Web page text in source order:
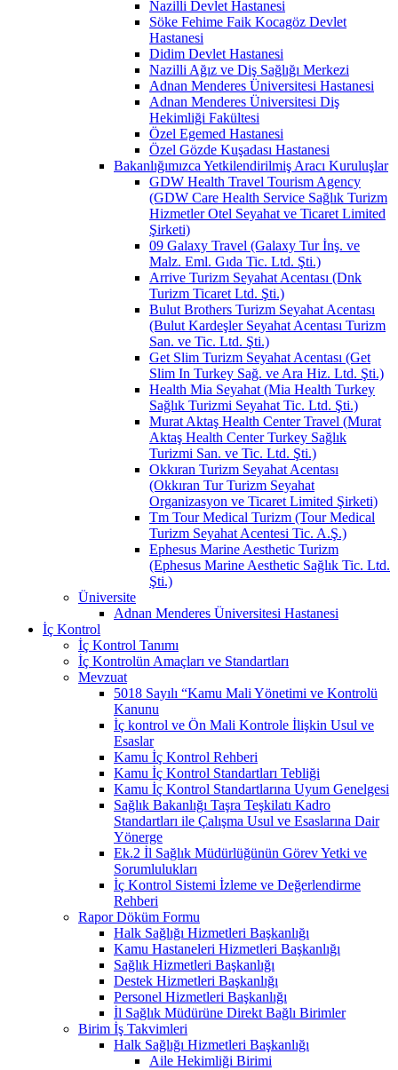
Nazilli Devlet Hastanesi
Söke Fehime Faik Kocagöz Devlet
Hastanesi
Didim Devlet Hastanesi
Nazilli Ağız ve Diş Sağlığı Merkezi
Adnan Menderes Üniversitesi Hastanesi
Adnan Menderes Üniversitesi Diş
Hekimliği Fakültesi
Özel Egemed Hastanesi
Özel Gözde Kuşadası Hastanesi
Bakanlığımızca Yetkilendirilmiş Aracı Kuruluşlar
GDW Health Travel Tourism Agency
(GDW Care Health Service Sağlık Turizm
Hizmetler Otel Seyahat ve Ticaret Limited
Şirketi)
09 Galaxy Travel (Galaxy Tur İnş. ve
Malz. Eml. Gıda Tic. Ltd. Şti.)
Arrive Turizm Seyahat Acentası (Dnk
Turizm Ticaret Ltd. Şti.)
Bulut Brothers Turizm Seyahat Acentası
(Bulut Kardeşler Seyahat Acentası Turizm
San. ve Tic. Ltd. Şti.)
Get Slim Turizm Seyahat Acentası (Get
Slim In Turkey Sağ. ve Ara Hiz. Ltd. Şti.)
Health Mia Seyahat (Mia Health Turkey
Sağlık Turizmi Seyahat Tic. Ltd. Şti.)
Murat Aktaş Health Center Travel (Murat
Aktaş Health Center Turkey Sağlık
Turizmi San. ve Tic. Ltd. Şti.)
Okkıran Turizm Seyahat Acentası
(Okkıran Tur Turizm Seyahat
Organizasyon ve Ticaret Limited Şirketi)
Tm Tour Medical Turizm (Tour Medical
Turizm Seyahat Acentesi Tic. A.Ş.)
Ephesus Marine Aesthetic Turizm
(Ephesus Marine Aesthetic Sağlık Tic. Ltd.
Şti.)
Üniversite
Adnan Menderes Üniversitesi Hastanesi
İç Kontrol
İç Kontrol Tanımı
İç Kontrolün Amaçları ve Standartları
Mevzuat
5018 Sayılı “Kamu Mali Yönetimi ve Kontrolü
Kanunu
İç kontrol ve Ön Mali Kontrole İlişkin Usul ve
Esaslar
Kamu İç Kontrol Rehberi
Kamu İç Kontrol Standartları Tebliği
Kamu İç Kontrol Standartlarına Uyum Genelgesi
Sağlık Bakanlığı Taşra Teşkilatı Kadro
Standartları ile Çalışma Usul ve Esaslarına Dair
Yönerge
Ek.2 İl Sağlık Müdürlüğünün Görev Yetki ve
Sorumlulukları
İç Kontrol Sistemi İzleme ve Değerlendirme
Rehberi
Rapor Döküm Formu
Halk Sağlığı Hizmetleri Başkanlığı
Kamu Hastaneleri Hizmetleri Başkanlığı
Sağlık Hizmetleri Başkanlığı
Destek Hizmetleri Başkanlığı
Personel Hizmetleri Başkanlığı
İl Sağlık Müdürüne Direkt Bağlı Birimler
Birim İş Takvimleri
Halk Sağlığı Hizmetleri Başkanlığı
Aile Hekimliği Birimi